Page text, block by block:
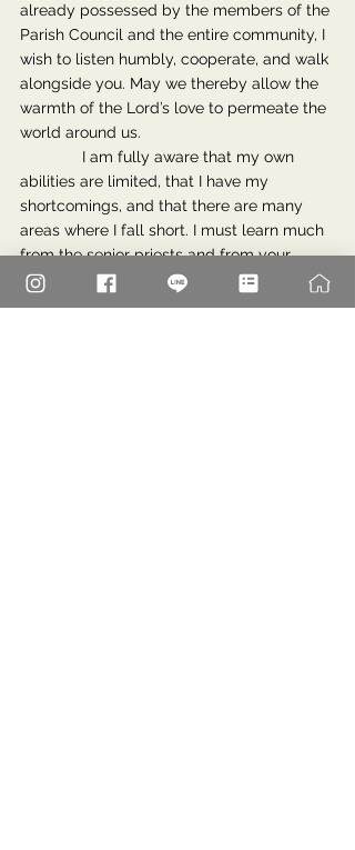
already possessed by the members of the
Parish Council and the entire community, I
wish to listen humbly, cooperate, and walk
alongside you. May we thereby allow the
warmth of the Lord’s love to permeate the
world around us.
I am fully aware that my own
abilities are limited, that I have my
shortcomings, and that there are many
areas where I fall short. I must learn much
from the senior priests and from your
exemplary lives of faith. Please welcome